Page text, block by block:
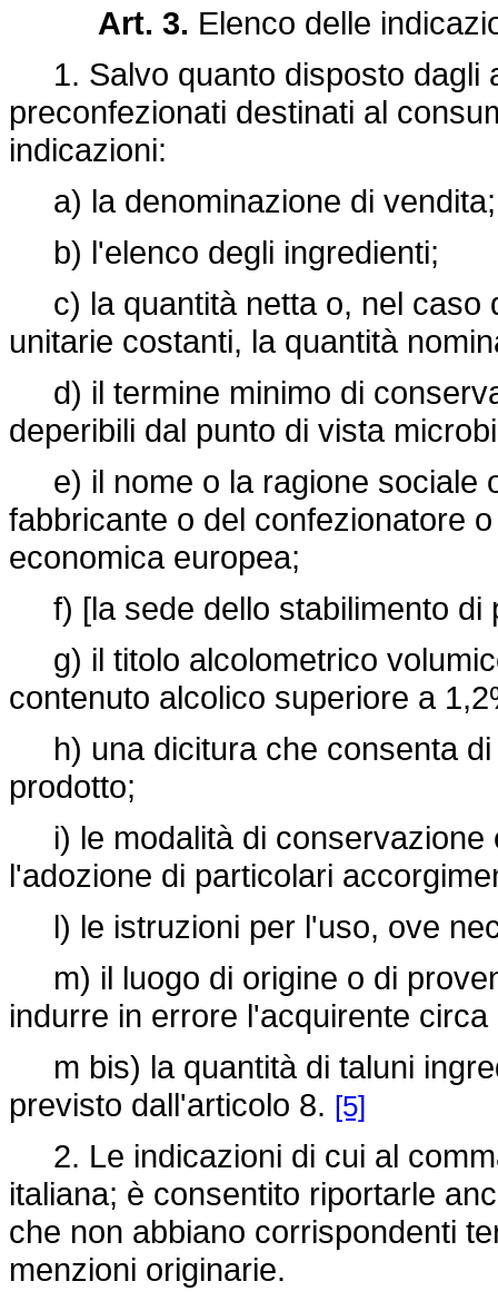
Art. 3. Elenco delle
1. Salvo quanto disposto dagli
preconfezionati destinati al
indicazioni:
a) la denominazione di vendita;
b) l'elenco degli ingredienti;
c) la quantità netta o, nel caso
unitarie costanti, la quantità
d) il termine minimo di
deperibili dal punto di vista
e) il nome o la ragione sociale
fabbricante o del confezionatore
economica europea;
f) [la sede dello stabilimento di
g) il titolo alcolometrico
contenuto alcolico superiore a
h) una dicitura che consenta di
prodotto;
i) le modalità di conservazione
l'adozione di particolari
l) le istruzioni per l'uso, ove
m) il luogo di origine o di
indurre in errore l'acquirente
m bis) la quantità di taluni
previsto dall'articolo 8. [5]
2. Le indicazioni di cui al
italiana; è consentito riportarle
che non abbiano corrispondenti
menzioni originarie.